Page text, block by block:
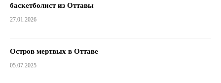
баскетболист из Оттавы
27.01.2026
Остров мертвых в Оттаве
05.07.2025